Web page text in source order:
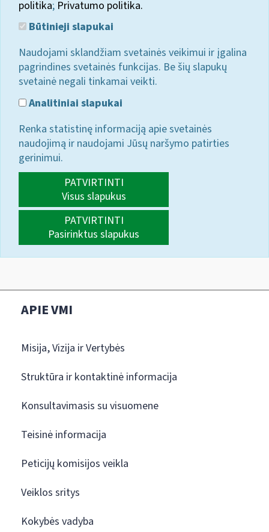
politika; Privatumo politika.
Būtinieji slapukai
Naudojami sklandžiam svetainės veikimui ir įgalina
pagrindines svetainės funkcijas. Be šių slapukų
svetainė negali tinkamai veikti.
Analitiniai slapukai
Renka statistinę informaciją apie svetainės
naudojimą ir naudojami Jūsų naršymo patirties
gerinimui.
PATVIRTINTI
Visus slapukus
PATVIRTINTI
Pasirinktus slapukus
APIE VMI
Misija, Vizija ir Vertybės
Struktūra ir kontaktinė informacija
Konsultavimasis su visuomene
Teisinė informacija
Peticijų komisijos veikla
Veiklos sritys
Kokybės vadyba